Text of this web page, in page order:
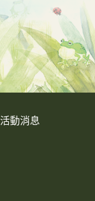
活動消息